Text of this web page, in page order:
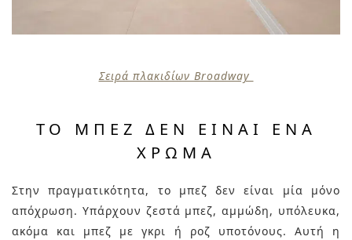
Σειρά πλακιδίων Broadway
ΤΟ ΜΠΕΖ ΔΕΝ ΕΊΝΑΙ ΈΝΑ
ΧΡΏΜΑ
Στην πραγματικότητα, το μπεζ δεν είναι μία μόνο
απόχρωση. Υπάρχουν ζεστά μπεζ, αμμώδη, υπόλευκα,
ακόμα και μπεζ με γκρι ή ροζ υποτόνους. Αυτή η